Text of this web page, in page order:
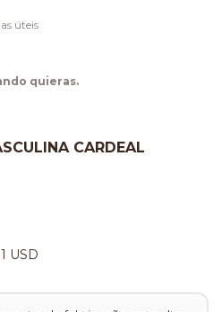
úteis
quieras.
CARDEAL
USD